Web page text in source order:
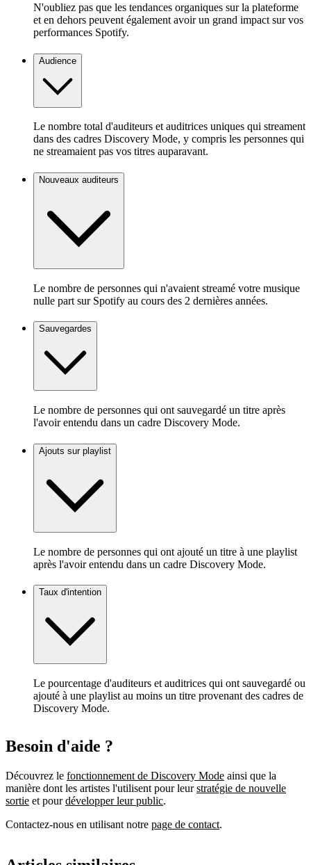
N'oubliez pas que les tendances organiques sur la plateforme
et en dehors peuvent également avoir un grand impact sur vos
performances Spotify.
Audience
Le nombre total d'auditeurs et auditrices uniques qui streament
dans des cadres Discovery Mode, y compris les personnes qui
ne streamaient pas vos titres auparavant.
Nouveaux auditeurs
Le nombre de personnes qui n'avaient streamé votre musique
nulle part sur Spotify au cours des 2 dernières années.
Sauvegardes
Le nombre de personnes qui ont sauvegardé un titre après
l'avoir entendu dans un cadre Discovery Mode.
Ajouts sur playlist
Le nombre de personnes qui ont ajouté un titre à une playlist
après l'avoir entendu dans un cadre Discovery Mode.
Taux d'intention
Le pourcentage d'auditeurs et auditrices qui ont sauvegardé ou
ajouté à une playlist au moins un titre provenant des cadres de
Discovery Mode.
Besoin d'aide ?
Découvrez le fonctionnement de Discovery Mode ainsi que la
manière dont les artistes l'utilisent pour leurstratégie de nouvelle
sortie et pourdévelopper leur public.
Contactez-nous en utilisant notre page de contact.